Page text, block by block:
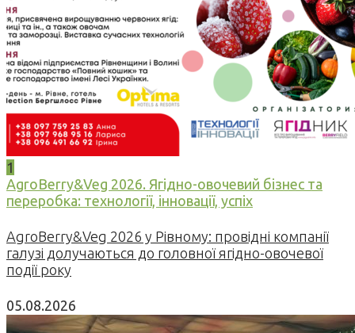
1
AgroBerry&Veg 2026. Ягідно-овочевий бізнес та
переробка: технології, інновації, успіх
AgroBerry&Veg 2026 у Рівному: провідні компанії
галузі долучаються до головної ягідно-овочевої
події року
05.08.2026